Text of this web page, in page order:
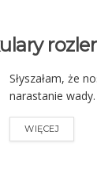
Słyszałam, że
narastanie
WIĘCEJ